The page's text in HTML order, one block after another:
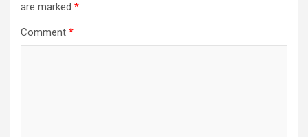
are marked *
Comment *